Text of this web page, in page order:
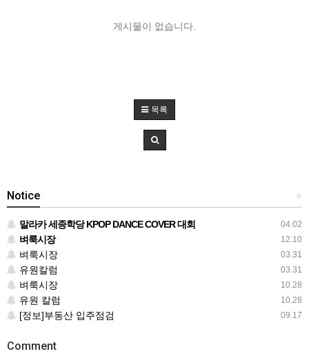
게시물이 없습니다.
목록
+
Notice
04.02
말라카 세종학당 KPOP DANCE COVER 대회
12.10
벼룩시장
03.31
벼룩시장
03.31
유원칼럼
10.28
벼룩시장
10.28
유원 칼럼
09.17
[정보]부동산 입주점검
Comment